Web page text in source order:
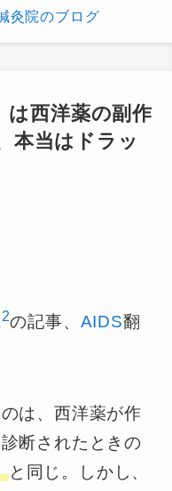
は西洋薬の副作
本当はドラッ
2の記事、 AIDS翻
は、西洋薬が作
断されたときの
と同じ。しかし、